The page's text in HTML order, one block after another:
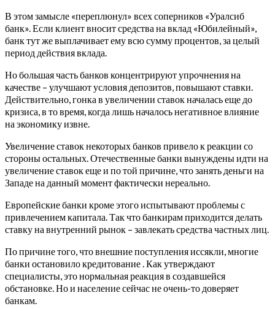
В этом замысле «переплюнул» всех соперников «Уралсиб
банк». Если клиент вносит средства на вклад «Юбилейный»,
банк тут же выплачивает ему всю сумму процентов, за целый
период действия вклада.
Но большая часть банков концентрируют упрочнения на
качестве – улучшают условия депозитов, повышают ставки.
Действительно, гонка в увеличении ставок началась еще до
кризиса, в то время, когда лишь началось негативное влияние
на экономику извне.
Увеличение ставок некоторых банков привело к реакции со
стороны остальных. Отечественные банки вынуждены идти на
увеличение ставок еще и по той причине, что занять деньги на
Западе на данный момент фактически нереально.
Европейские банки кроме этого испытывают проблемы с
привлечением капитала. Так что банкирам приходится делать
ставку на внутренний рынок – завлекать средства частных лиц.
По причине того, что внешние поступления иссякли, многие
банки остановило кредитование . Как утверждают
специалисты, это нормальная реакция в создавшейся
обстановке. Но и население сейчас не очень-то доверяет
банкам.